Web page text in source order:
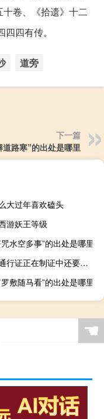
卷、《拾遗》十二
四四有传。
道旁
下一篇
道路寒”的出处是哪里
大过年喜欢磕头
游妖王等级
水空多事”的出处是哪里
港澳通行证正在制证中还要多久
敷随马看”的出处是哪里
☚